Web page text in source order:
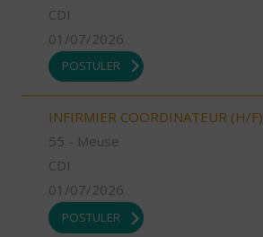
CDI
01/07/2026
POSTULER
INFIRMIER COORDINATEUR (H/F)
55 - Meuse
CDI
01/07/2026
POSTULER